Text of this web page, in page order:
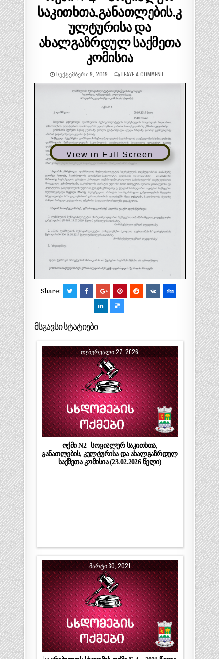
D
I
N
საკითხთა,განათლების,კ
ულტურისა და
ახალგაზრდულ საქმეთა
კომისია
ᲡᲔᲥᲢᲔᲛᲑᲔᲠᲘ 9, 2019 LEAVE A COMMENT
View in Full Screen
Share:
მსგავსი სტატიები
ᲗᲔᲑᲔᲠᲕᲐᲚᲘ 27, 2026
ოქმი N2– სოციალურ საკითხთა,
განათლების, კულტურისა და ახალგაზრდულ
საქმეთა კომისია (23.02.2026 წელი)
ᲛᲐᲠᲢᲘ 30, 2021